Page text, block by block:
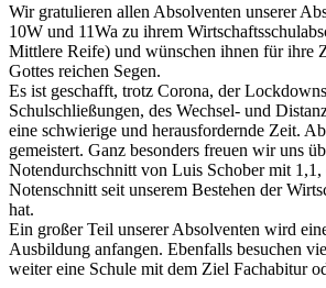
Wir gratulieren allen Absolventen unserer
10W und 11Wa zu ihrem
Mittlere Reife) und wünschen ihnen für ihre
Gottes reichen Segen.
Es ist geschafft, trotz Corona, der
Schulschließungen, des Wechsel- und
eine schwierige und herausfordernde Zeit.
gemeistert. Ganz besonders freuen wir uns
Notendurchschnitt von Luis Schober mit 1,1,
Notenschnitt seit unserem Bestehen der
hat.
Ein großer Teil unserer Absolventen wird
Ausbildung anfangen. Ebenfalls besuchen
weiter eine Schule mit dem Ziel Fachabitur